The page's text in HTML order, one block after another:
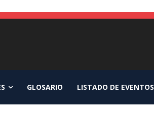
GLOSARIO LISTADO DE EVENTOS